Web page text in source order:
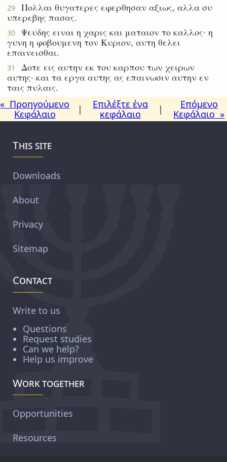
29
Πολλαι θυγατερες εφερθησαν αξιως, αλλα συ
υπερεβης πασας.
30
Ψευδης ειναι η χαρις και ματαιον το καλλος· η
γυνη η φοβουμενη τον Κυριον, αυτη θελει
επαινεισθαι.
31
Δοτε εις αυτην εκ του καρπου των χειρων
αυτης· και τα εργα αυτης ας επαινωσιν αυτην εν
ταις πυλαις.
« Προηγούμενο
Κεφάλαιο
|
Επιλέξτε ένα
κεφάλαιο
|
Επόμενο
Κεφάλαιο »
This site
Downloads
About
Privacy
Sitemap
Contact
Write to us
Questions
Request studies
Can we help?
Help us improve
Work together
Opportunities
Resources